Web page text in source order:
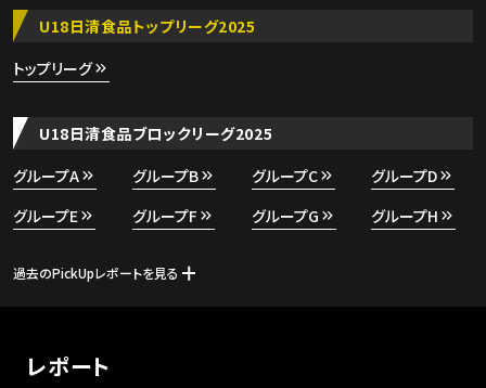
U18日清食品トップリーグ2025
トップリーグ
U18日清食品ブロックリーグ2025
グループA
グループB グループC
グループD
グループE
グループF グループG グループH
過去のPickUpレポートを見る
レポート